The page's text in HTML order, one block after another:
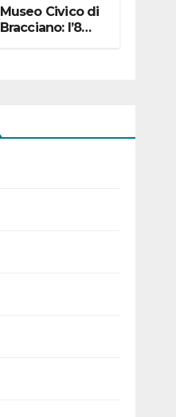
Museo Civico di
Bracciano: l’8